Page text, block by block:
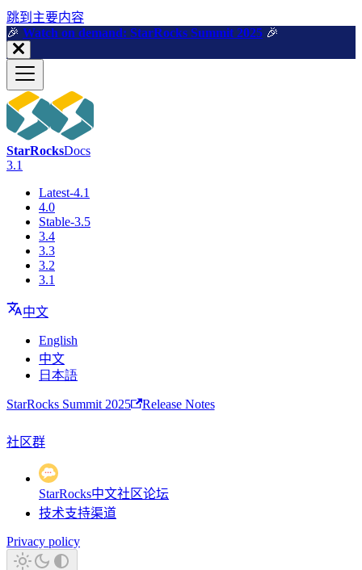
跳到主要内容
🎉️ Watch on demand: StarRocks Summit 2025 🎉️
StarRocksDocs
3.1
Latest-4.1
4.0
Stable-3.5
3.4
3.3
3.2
3.1
中文
English
中文
日本語
StarRocks Summit 2025 Release Notes
社区群
StarRocks中文社区论坛
技术支持渠道
Privacy policy